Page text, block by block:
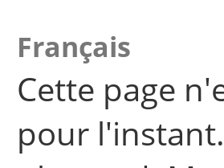
Français
Cette page
pour